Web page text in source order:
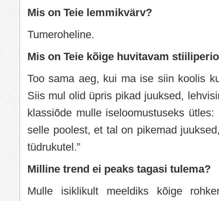
Mis on Teie lemmikvärv?
Tumeroheline.
Mis on Teie kõige huvitavam
Too sama aeg, kui ma ise siin koolis
Siis mul olid üpris pikad juuksed,
klassiõde mulle iseloomustuseks ütles:
selle poolest, et tal on pikemad
tüdrukutel.”
Milline trend ei peaks tagasi tulema?
Mulle isiklikult meeldiks kõige